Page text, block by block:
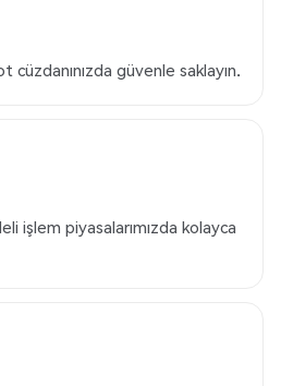
cüzdanınızda güvenle saklayın.
işlem piyasalarımızda kolayca